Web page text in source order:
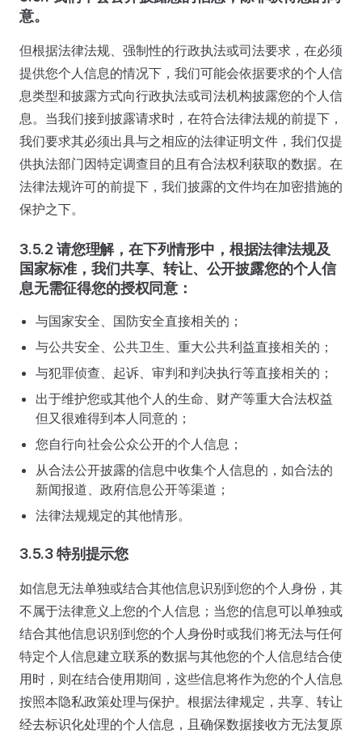
意。
但根据法律法规、强制性的行政执法或司法要求，在必须
提供您个人信息的情况下，我们可能会依据要求的个人信
息类型和披露方式向行政执法或司法机构披露您的个人信
息。当我们接到披露请求时，在符合法律法规的前提下，
我们要求其必须出具与之相应的法律证明文件，我们仅提
供执法部门因特定调查目的且有合法权利获取的数据。在
法律法规许可的前提下，我们披露的文件均在加密措施的
保护之下。
3.5.2 请您理解，在下列情形中，根据法律法规及
国家标准，我们共享、转让、公开披露您的个人信
息无需征得您的授权同意：
与国家安全、国防安全直接相关的；
与公共安全、公共卫生、重大公共利益直接相关的；
与犯罪侦查、起诉、审判和判决执行等直接相关的；
出于维护您或其他个人的生命、财产等重大合法权益
但又很难得到本人同意的；
您自行向社会公众公开的个人信息；
从合法公开披露的信息中收集个人信息的，如合法的
新闻报道、政府信息公开等渠道；
法律法规规定的其他情形。
3.5.3 特别提示您
如信息无法单独或结合其他信息识别到您的个人身份，其
不属于法律意义上您的个人信息；当您的信息可以单独或
结合其他信息识别到您的个人身份时或我们将无法与任何
特定个人信息建立联系的数据与其他您的个人信息结合使
用时，则在结合使用期间，这些信息将作为您的个人信息
按照本隐私政策处理与保护。根据法律规定，共享、转让
经去标识化处理的个人信息，且确保数据接收方无法复原